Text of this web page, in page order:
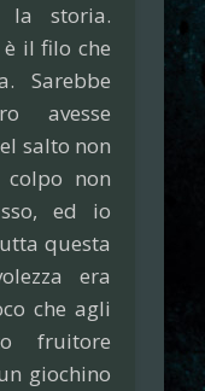
la storia.
il filo che
Sarebbe
avesse
salto non
non
ed io
questa
era
che agli
fruitore
giochino